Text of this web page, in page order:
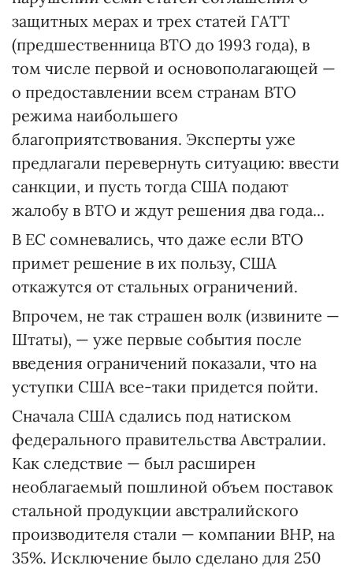
защитных мерах и трех статей ГАТТ
(предшественница ВТО до 1993 года), в
том числе первой и основополагающей —
о предоставлении всем странам ВТО
режима наибольшего
благоприятствования. Эксперты уже
предлагали перевернуть ситуацию: ввести
санкции, и пусть тогда США подают
жалобу в ВТО и ждут решения два года...
В ЕС сомневались, что даже если ВТО
примет решение в их пользу, США
откажутся от стальных ограничений.
Впрочем, не так страшен волк (извините —
Штаты), — уже первые события после
введения ограничений показали, что на
уступки США все-таки придется пойти.
Сначала США сдались под натиском
федерального правительства Австралии.
Как следствие — был расширен
необлагаемый пошлиной объем поставок
стальной продукции австралийского
производителя стали — компании BHP, на
35%. Исключение было сделано для 250